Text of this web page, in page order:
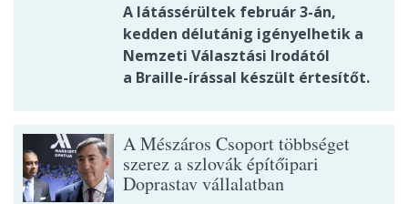
A látássérültek február 3-án,
kedden délutánig igényelhetik a
Nemzeti Választási Irodától
a Braille-írással készült értesítőt.
A Mészáros Csoport többséget
szerez a szlovák építőipari
Doprastav vállalatban